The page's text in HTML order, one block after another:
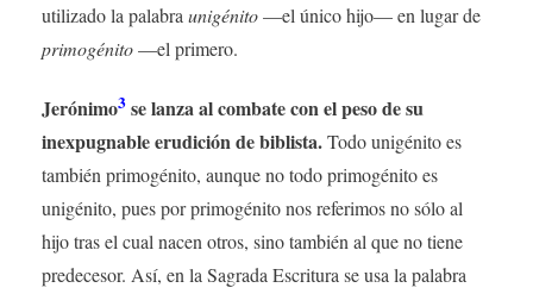
utilizado la palabra unigénito—el único hijo— en lugar de
primogénito—el primero.
Jerónimo3 se lanza al combate con el peso de su
inexpugnable erudición de biblista.Todo unigénito es
también primogénito, aunque no todo primogénito es
unigénito, pues por primogénito nos referimos no sólo al
hijo tras el cual nacen otros, sino también al que no tiene
predecesor. Así, en la Sagrada Escritura se usa la palabra